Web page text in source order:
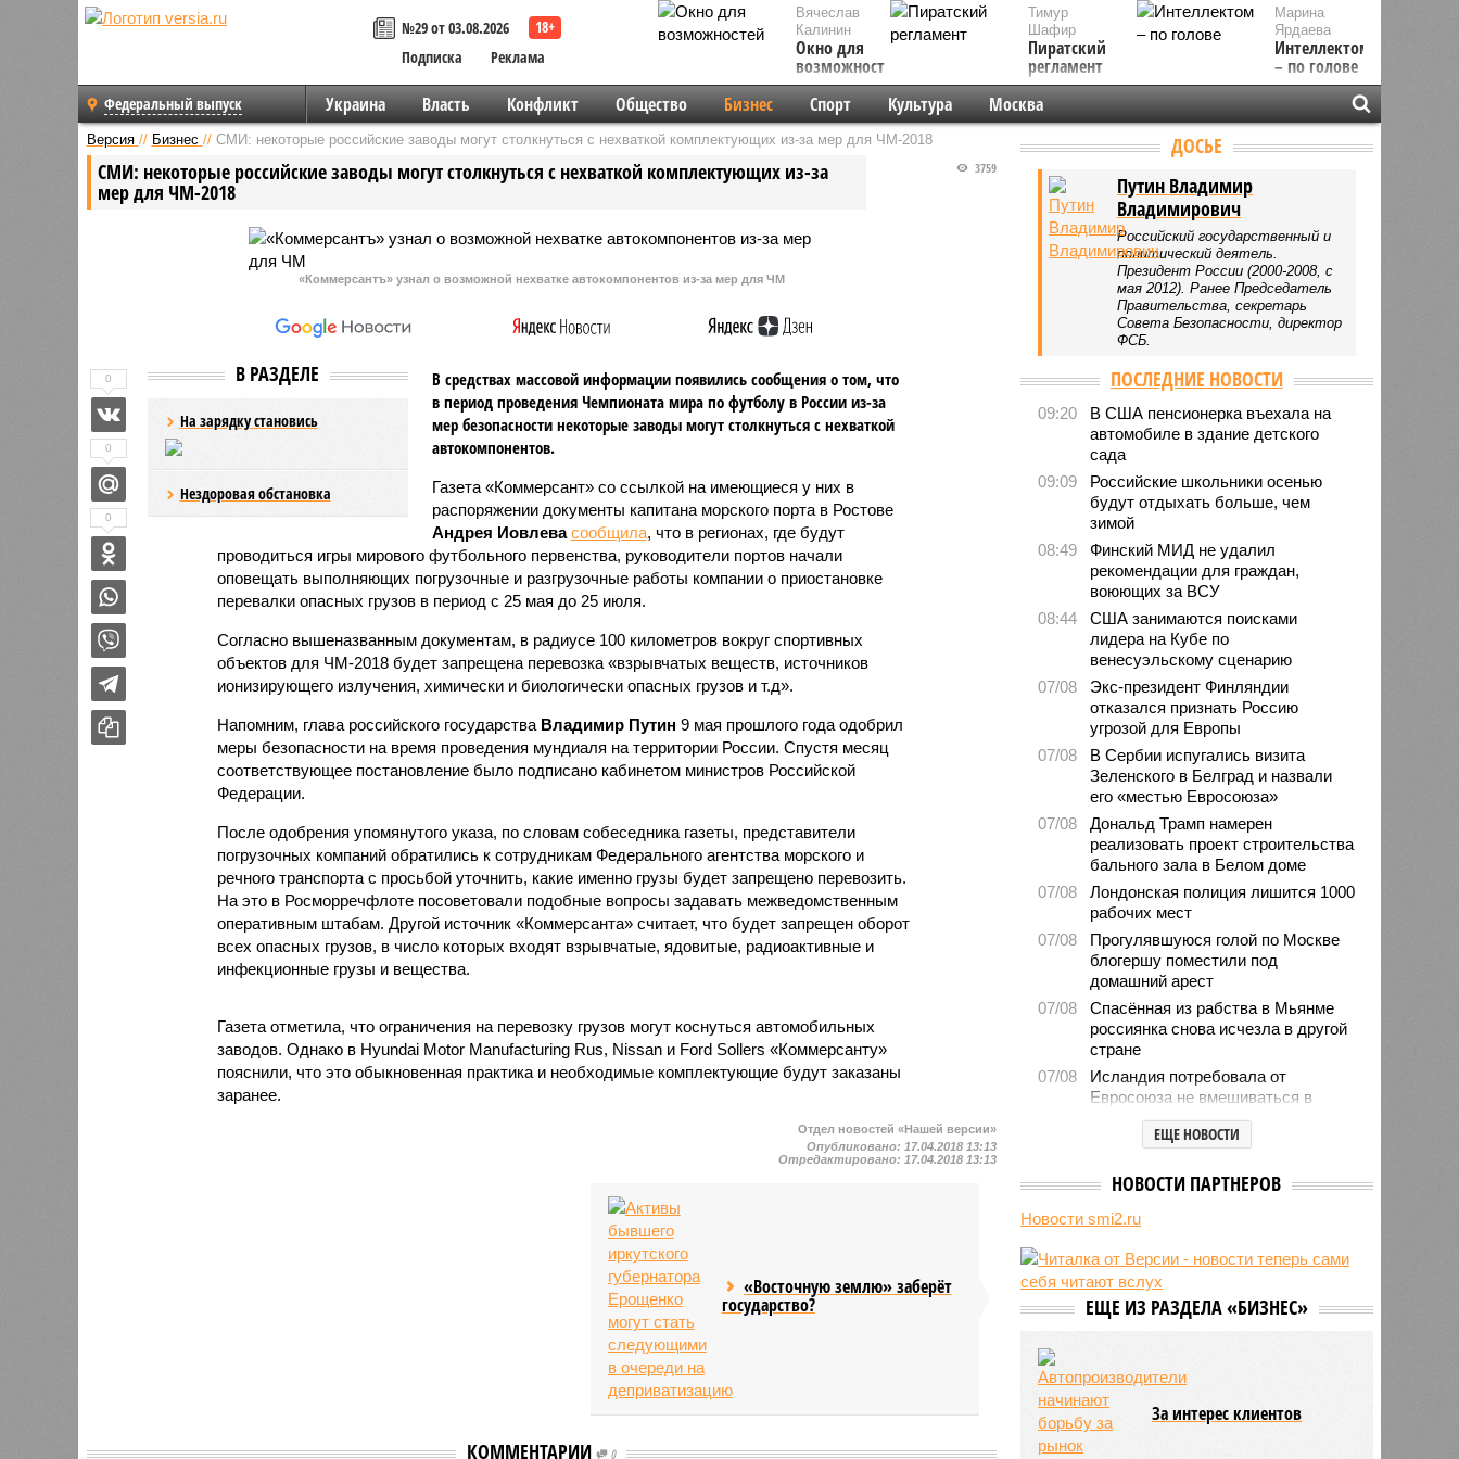
№29 от 03.08.2026
Подписка
Реклама
Вячеслав
Калинин
Окно для
возможностей
Марина
Ярдаева
Интеллектом
– по голове
Тимур
Шафир
Пиратский
регламент
Федеральный выпуск Украина Власть Конфликт Общество Бизнес Спорт Культура Москва
Версия // Бизнес // СМИ: некоторые российские заводы могут столкнуться с нехваткой комплектующих из-за мер для ЧМ-2018
СМИ: некоторые российские заводы могут столкнуться с нехваткой комплектующих из-за
мер для ЧМ-2018
3759
«Коммерсантъ» узнал о возможной нехватке автокомпонентов из-за мер для ЧМ
В РАЗДЕЛЕ
На зарядку становись
Нездоровая обстановка
В средствах массовой информации появились сообщения о том, что
в период проведения Чемпионата мира по футболу в России из-за
мер безопасности некоторые заводы могут столкнуться с нехваткой
автокомпонентов.
Газета «Коммерсант» со ссылкой на имеющиеся у них в
распоряжении документы капитана морского порта в Ростове
Андрея Иовлева сообщила, что в регионах, где будут
проводиться игры мирового футбольного первенства, руководители портов начали
оповещать выполняющих погрузочные и разгрузочные работы компании о приостановке
перевалки опасных грузов в период с 25 мая до 25 июля.
Согласно вышеназванным документам, в радиусе 100 километров вокруг спортивных
объектов для ЧМ-2018 будет запрещена перевозка «взрывчатых веществ, источников
ионизирующего излучения, химически и биологически опасных грузов и т.д».
Напомним, глава российского государства Владимир Путин 9 мая прошлого года одобрил
меры безопасности на время проведения мундиаля на территории России. Спустя месяц
соответствующее постановление было подписано кабинетом министров Российской
Федерации.
После одобрения упомянутого указа, по словам собеседника газеты, представители
погрузочных компаний обратились к сотрудникам Федерального агентства морского и
речного транспорта с просьбой уточнить, какие именно грузы будет запрещено перевозить.
На это в Росморречфлоте посоветовали подобные вопросы задавать межведомственным
оперативным штабам. Другой источник «Коммерсанта» считает, что будет запрещен оборот
всех опасных грузов, в число которых входят взрывчатые, ядовитые, радиоактивные и
инфекционные грузы и вещества.
Газета отметила, что ограничения на перевозку грузов могут коснуться автомобильных
заводов. Однако в Hyundai Motor Manufacturing Rus, Nissan и Ford Sollers «Коммерсанту»
пояснили, что это обыкновенная практика и необходимые комплектующие будут заказаны
заранее.
0
0
0
Отдел новостей «Нашей версии»
Опубликовано: 17.04.2018 13:13
Отредактировано: 17.04.2018 13:13
«Восточную землю» заберёт
государство?
КОММЕНТАРИИ 0
ДОСЬЕ
Путин Владимир
Владимирович
Российский государственный и
политический деятель.
Президент России (2000-2008, с
мая 2012). Ранее Председатель
Правительства, секретарь
Совета Безопасности, директор
ФСБ.
ПОСЛЕДНИЕ НОВОСТИ
09:20
В США пенсионерка въехала на
автомобиле в здание детского
сада
09:09
Российские школьники осенью
будут отдыхать больше, чем
зимой
08:49
Финский МИД не удалил
рекомендации для граждан,
воюющих за ВСУ
08:44
США занимаются поисками
лидера на Кубе по
венесуэльскому сценарию
07/08
Экс-президент Финляндии
отказался признать Россию
угрозой для Европы
07/08
В Сербии испугались визита
Зеленского в Белград и назвали
его «местью Евросоюза»
07/08
Дональд Трамп намерен
реализовать проект строительства
бального зала в Белом доме
07/08
Лондонская полиция лишится 1000
рабочих мест
07/08
Прогулявшуюся голой по Москве
блогершу поместили под
домашний арест
07/08
Спасённая из рабства в Мьянме
россиянка снова исчезла в другой
стране
07/08
Исландия потребовала от
Евросоюза не вмешиваться в
референдум по членству в
объединении
Уолкера вызвали в миграционную
наплыва мигрантов в Сеуту
07/08
Китай запускает еженедельный
контейнерный маршрут в Европу
через Севморпуть
07/08
три страны ЕС
ЕЩЕ НОВОСТИ
НОВОСТИ ПАРТНЕРОВ
Новости smi2.ru
ЕЩЕ ИЗ РАЗДЕЛА «БИЗНЕС»
За интерес клиентов